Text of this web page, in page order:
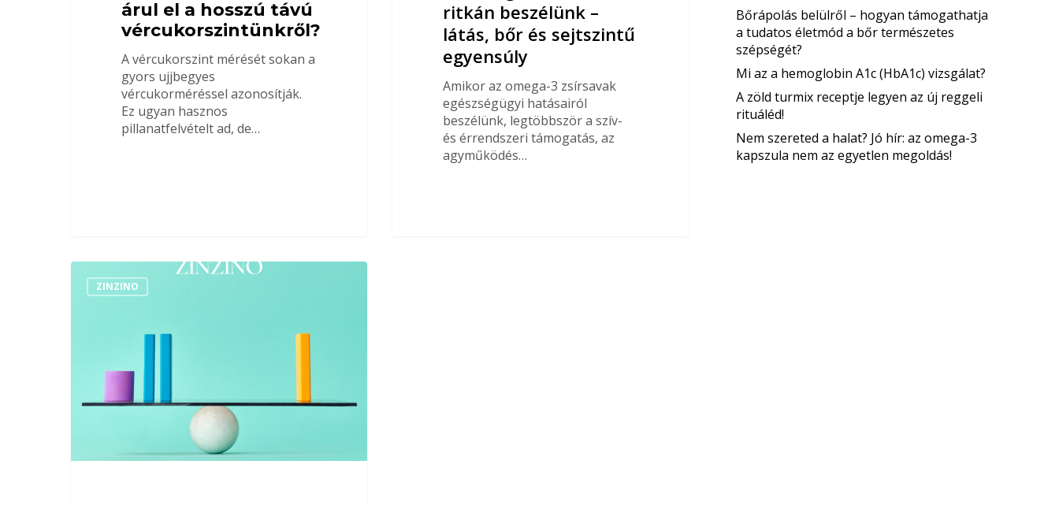
árul el a hosszú távú
vércukorszintünkről?
A vércukorszint mérését sokan a
gyors ujjbegyes
vércukorméréssel azonosítják.
Ez ugyan hasznos
pillanatfelvételt ad, de…
ritkán beszélünk –
látás, bőr és sejtszintű
egyensúly
Amikor az omega-3 zsírsavak
egészségügyi hatásairól
beszélünk, legtöbbször a szív-
és érrendszeri támogatás, az
agyműködés…
ZINZINO
Bőrápolás belülről – hogyan támogathatja
a tudatos életmód a bőr természetes
szépségét?
Mi az a hemoglobin A1c (HbA1c) vizsgálat?
A zöld turmix receptje legyen az új reggeli
rituáléd!
Nem szereted a halat? Jó hír: az omega-3
kapszula nem az egyetlen megoldás!